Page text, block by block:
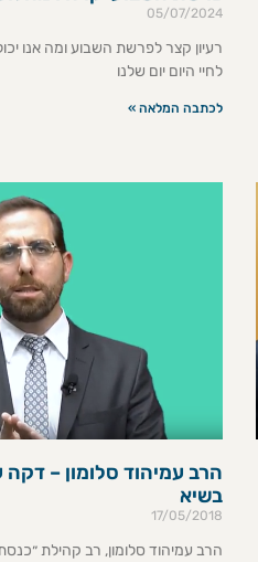
05/07/2024
רעיון קצר לפרשת השבוע ומה אנו
לחיי היום יום שלנו
לכתבה המלאה »
הרב עמיהוד סלומון –
בשיא
17/05/2018
הרב עמיהוד סלומון, רב קהילת